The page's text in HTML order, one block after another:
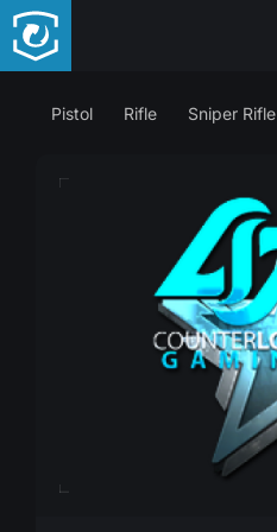
Pistol Rifle Sniper Rifle